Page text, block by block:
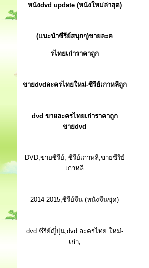
หนังdvd update (หนังใหม่ล่าสุด)
(แนะนำซีรีย์สนุกๆ)ขายละค
รไทยเก่าราคาถูก
ขายdvdละครไทยใหม่-ซีรีย์เกาหลีถูก
dvd ขายละครไทยเก่าราคาถูก
ขายdvd
DVD,ขายซีรีย์, ซีรีย์เกาหลี,ขายซีรีย์
เกาหลี
2014-2015,ซีรีย์จีน (หนังจีนชุด)
dvd ซีรีย์ญี่ปุ่น,dvd ละครไทย ใหม่-
เก่า,